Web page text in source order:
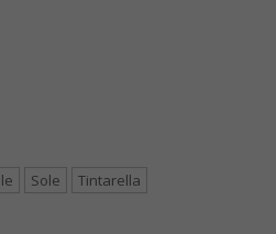
Sole Tintarella